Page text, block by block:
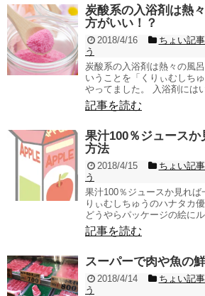
炭酸系の入浴剤は熱
方がいい！？
2018/4/16 ちょい記
う
炭酸系の入浴剤は熱々の風
いうことを「くりぃむしち
やってました。 入浴剤には
記事を読む
果汁100％ジュース
方法
2018/4/15 ちょい記
う
果汁100％ジュースか見れば
りぃむしちゅうのハナタカ
どうやらパッケージの絵にル
記事を読む
スーパーで肉や魚の
2018/4/14 ちょい記
う